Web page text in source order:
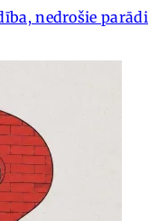
nedrošie parādi